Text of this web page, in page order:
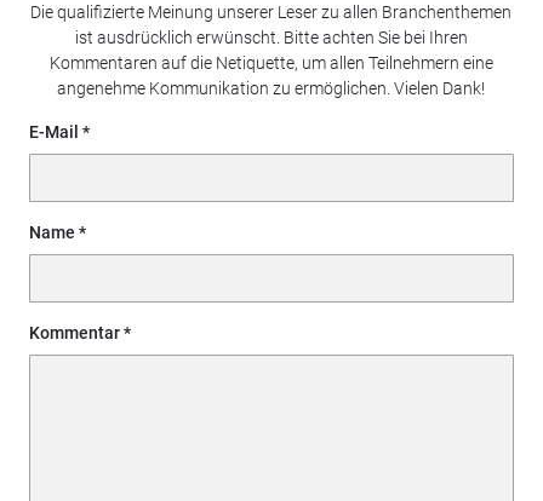
Die qualifizierte Meinung unserer Leser zu allen Branchenthemen
ist ausdrücklich erwünscht. Bitte achten Sie bei Ihren
Kommentaren auf die Netiquette, um allen Teilnehmern eine
angenehme Kommunikation zu ermöglichen. Vielen Dank!
E-Mail
Name
Kommentar